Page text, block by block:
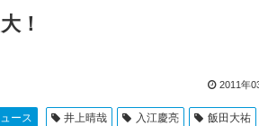
！
2011年
ース 井上晴哉 入江慶亮 飯田大祐